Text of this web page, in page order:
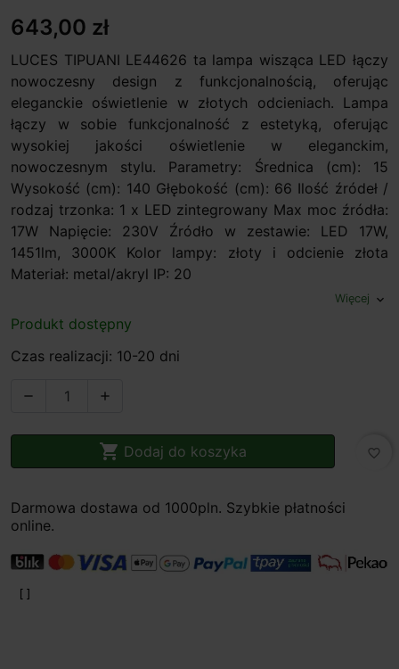
643,00 zł
LUCES TIPUANI LE44626 ta lampa wisząca LED łączy
nowoczesny design z funkcjonalnością, oferując
eleganckie oświetlenie w złotych odcieniach. Lampa
łączy w sobie funkcjonalność z estetyką, oferując
wysokiej jakości oświetlenie w eleganckim,
nowoczesnym stylu. Parametry: Średnica (cm): 15
Wysokość (cm): 140 Głębokość (cm): 66 Ilość źródeł /
rodzaj trzonka: 1 x LED zintegrowany Max moc źródła:
17W Napięcie: 230V Źródło w zestawie: LED 17W,
1451lm, 3000K Kolor lampy: złoty i odcienie złota
Materiał: metal/akryl IP: 20
Więcej expand_more
Produkt dostępny
Czas realizacji: 10-20 dni
 
 Dodaj do koszyka favorite_border
Darmowa dostawa od 1000pln. Szybkie płatności
online.